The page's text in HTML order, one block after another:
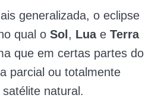
generalizada, o eclipse
qual o Sol , Luae Terra
que em certas partes do
parcial ou totalmente
natural.